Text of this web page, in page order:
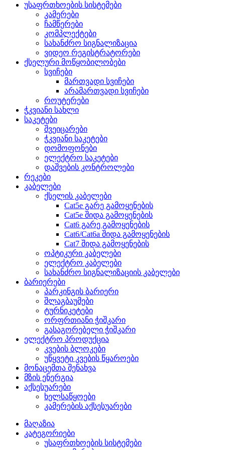
უსაფრთხოების სისტემები
კამერები
ჩამწერები
კომპლექტები
სახანძრო სიგნალიზაცია
ვიდეო რეგისტრატორები
ქსელური მოწყობილობები
სვიჩები
მართვადი სვიჩები
არამართვადი სვიჩები
როუტერები
ჭკვიანი სახლი
საკეტები
შვეიცარები
ჭკვიანი საკეტები
დომოფონები
ელექტრო საკეტები
დაშვების კონტროლები
რეკები
კაბელები
ქსელის კაბელები
Cat5e გარე გამოყენების
Cat5e შიდა გამოყენების
Cat6 გარე გამოყენების
Cat6/Cat6a შიდა გამოყენების
Cat7 შიდა გამოყენების
ოპტიკური კაბელები
ელექტრო კაბელები
სახანძრო სიგნალიზაციის კაბელები
ბარიერები
პარკინგის ბარიერი
შლაგბაუმები
ტურნიკეტები
ორფრთიანი ჭიშკარი
გასაგორებელი ჭიშკარი
ელექტრო პროდუქცია
კვების ბლოკები
უწყვეტი კვების წყაროები
მონაცემთა შენახვა
მზის ენერგია
აქსესუარები
ხელსაწყოები
კამერების აქსესუარები
მაღაზია
კატეგორიები
უსაფრთხოების სისტემები